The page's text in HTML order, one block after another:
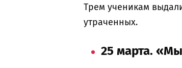
Трем ученикам
утраченных.
25 марта.